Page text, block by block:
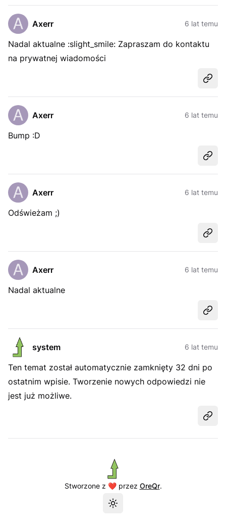
Axerr 6 lat temu
Nadal aktualne :slight_smile: Zapraszam do kontaktu
na prywatnej wiadomości
Axerr 6 lat temu
Bump :D
Axerr 6 lat temu
Odświeżam ;)
Axerr 6 lat temu
Nadal aktualne
system 6 lat temu
Ten temat został automatycznie zamknięty 32 dni po
ostatnim wpisie. Tworzenie nowych odpowiedzi nie
jest już możliwe.
Stworzone z ❤️ przez OreQr.
Przełącz motyw